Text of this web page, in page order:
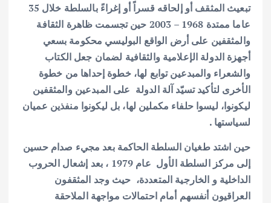
تبعيث المثقف أو إلحاقه قسراً أو إغراءً بالسلطة خلال 35
عاما ممتدة 1968 – 2003 حين تجسمت ظاهرة الثقافة
والمثقفين على أرض الواقع البوليسي محكومة بسعي
أجهزة الدولة الإعلامية والثقافية لضمان جعل الكتاب
والشعراء والمبدعين توابع لها، خطوة إحداها من خطوة
الأخرى لتأكيد تسيّد آلة الدولة على المبدعين والمثقفين
ليكونوا، ليسوا حلفاء مكملين لها، بل ليكونوا منفذين عميان
لسياستها .
حين اشتد طغيان السلطة الحاكمة بعد مجيء صدام حسين
إلى مركز السلطة الأول عام 1979 ، بعد إشعال الحروب
الداخلية و الخارجية المتعددة، حيث وجد المثقفون
العراقيون أنفسهم أمام احتمالات مواجهة الملاحقة